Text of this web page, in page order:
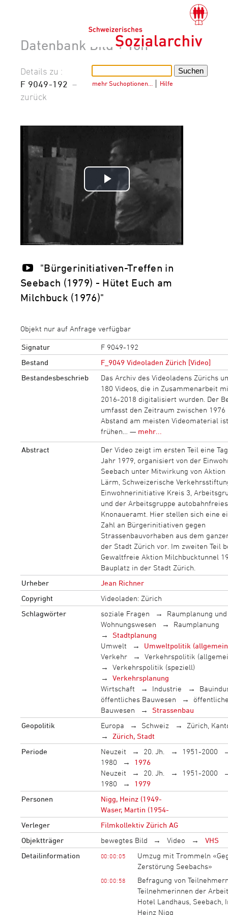
Datenbank Bild + Ton
mehr Suchoptionen… Hilfe
Details zu :
F 9049-192 –
zurück
Video
abspielen
"Bürgerinitiativen-Treffen in
Seebach (1979) - Hütet Euch am
Milchbuck (1976)"
Objekt nur auf Anfrage verfügbar
Signatur
F 9049-192
Bestand
F_9049 Videoladen Zürich [Video]
Bestandesbeschrieb
Das Archiv des Videoladens Zürichs
180 Videos, die in Zusammenarbeit
2016-2018 digitalisiert wurden. Der
umfasst den Zeitraum zwischen 1976
Abstand am meisten Videomaterial
frühen… — mehr...
Abstract
Der Video zeigt im ersten Teil eine
Jahr 1979, organisiert von der
Seebach unter Mitwirkung von Aktion
Lärm, Schweizerische
Einwohnerinitiative Kreis 3,
und der Arbeitsgruppe autobahnfreies
Knonaueramt. Hier stellen sich eine
Zahl an Bürgerinitiativen gegen
Strassenbauvorhaben aus dem
der Stadt Zürich vor. Im zweiten Teil
Gewaltfreie Aktion Milchbucktunnel
Bauplatz in der Stadt Zürich.
Urheber
Jean Richner
Copyright
Videoladen: Zürich
Schlagwörter
soziale Fragen
Raumplanung und
Wohnungswesen
Raumplanung
Stadtplanung
Umwelt
Umweltpolitik
Verkehr
Verkehrspolitik
Verkehrspolitik (speziell)
Verkehrsplanung
Wirtschaft
Industrie
öffentliches Bauwesen
Bauwesen
Strassenbau
Geopolitik
Europa Schweiz
Zürich,
Zürich, Stadt
Periode
Neuzeit 20. Jh.
1951-2000
1980
1976
Neuzeit
20. Jh.
1951-2000
1980
1979
Personen
Nigg, Heinz (1949-
Waser, Martin (1954-
Verleger
Filmkollektiv Zürich AG
Objektträger
bewegtes Bild Video
VHS
Detailinformation
00:00:05
Umzug mit Trommeln
Zerstörung Seebachs»
00:00:58
Befragung von
Teilnehmerinnen der
Hotel Landhaus, Seebach,
Heinz Nigg